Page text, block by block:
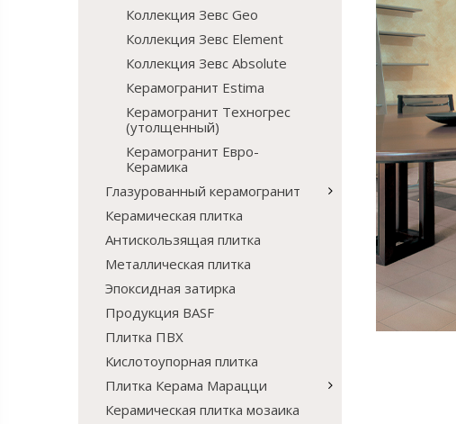
Коллекция Зевс Geo
Коллекция Зевс Element
Коллекция Зевс Absolute
Керамогранит Estima
Керамогранит Техногрес
(утолщенный)
Керамогранит Евро-
Керамика
Глазурованный керамогранит
Керамическая плитка
Антискользящая плитка
Металлическая плитка
Эпоксидная затирка
Продукция BASF
Плитка ПВХ
Кислотоупорная плитка
Плитка Керама Марацци
Керамическая плитка мозаика